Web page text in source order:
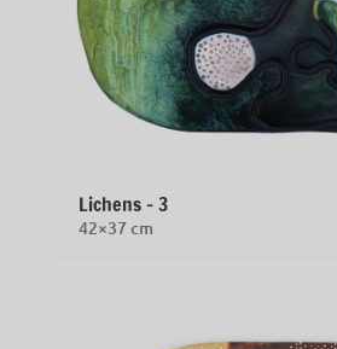
Lichens – 3
42×37 cm